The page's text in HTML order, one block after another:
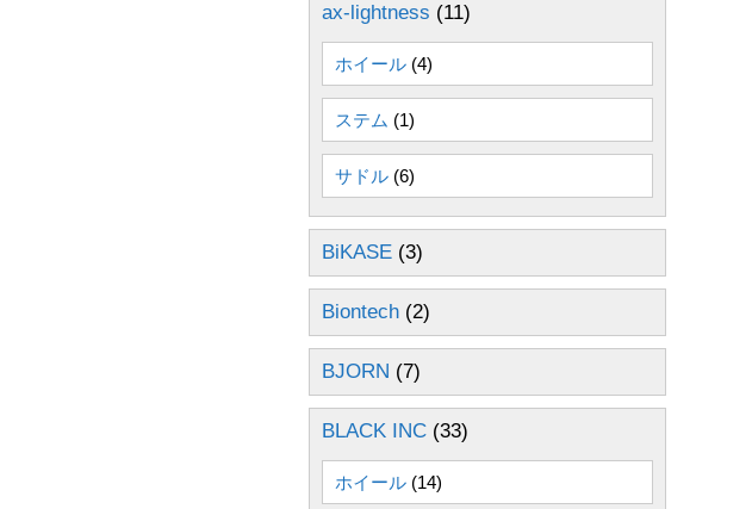
ax-lightness (11)
ホイール (4)
ステム (1)
サドル (6)
BiKASE (3)
Biontech (2)
BJORN (7)
BLACK INC (33)
ホイール (14)